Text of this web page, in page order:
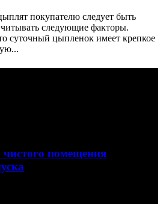
покупателю следует быть
следующие факторы.
суточный цыпленок имеет крепкое
помещения